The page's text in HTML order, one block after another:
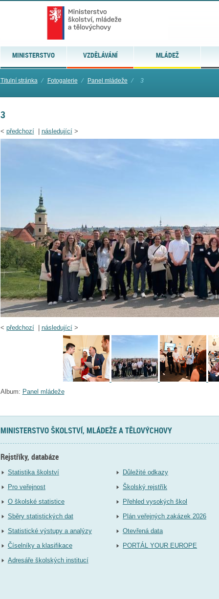
MINISTERSTVO VZDĚLÁVÁNÍ MLÁDEŽ
Titulní stránka ⁄ Fotogalerie ⁄ Panel mládeže ⁄ 3
3
< předchozí| následující>
< předchozí| následující>
Album: Panel mládeže
MINISTERSTVO ŠKOLSTVÍ, MLÁDEŽE A TĚLOVÝCHOVY
Rejstříky, databáze
Statistika školství
Pro veřejnost
O školské statistice
Sběry statistických dat
Statistické výstupy a analýzy
Číselníky a klasifikace
Adresáře školských institucí
Důležité odkazy
Školský rejstřík
Přehled vysokých škol
Plán veřejných zakázek 2026
Otevřená data
PORTÁL YOUR EUROPE